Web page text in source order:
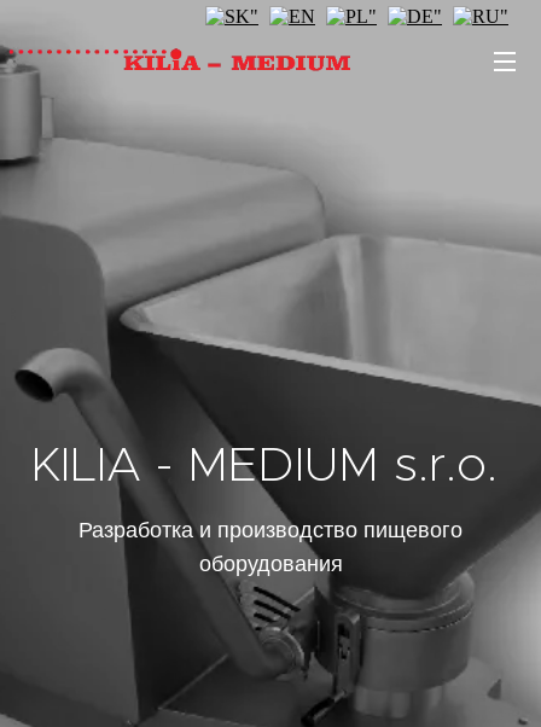
KILIA - MEDIUM s.r.o.
Разработка и производство пищевого
оборудования